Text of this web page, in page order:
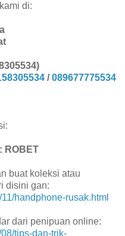
di:
/089677775534
ROBET
buat koleksi atau
disini gan:
handphone-rusak.html
dari penipuan online:
tips-dan-trik-